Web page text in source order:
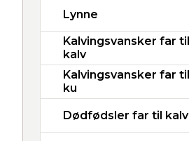
Lynne
Kalvingsvansker far til
kalv
Kalvingsvansker far til
ku
Dødfødsler far til kalv